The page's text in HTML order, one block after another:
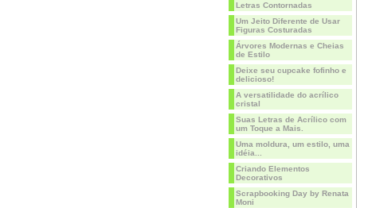
Letras Contornadas
Um Jeito Diferente de Usar
Figuras Costuradas
Árvores Modernas e Cheias
de Estilo
Deixe seu cupcake fofinho e
delicioso!
A versatilidade do acrílico
cristal
Suas Letras de Acrílico com
um Toque a Mais.
Uma moldura, um estilo, uma
idéia...
Criando Elementos
Decorativos
Scrapbooking Day by Renata
Moni